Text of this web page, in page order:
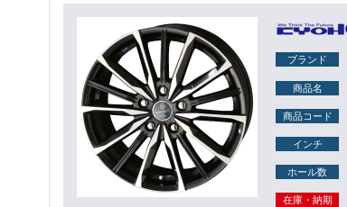
ブランド
商品名
商品コード
インチ
ホール数
在庫・納期